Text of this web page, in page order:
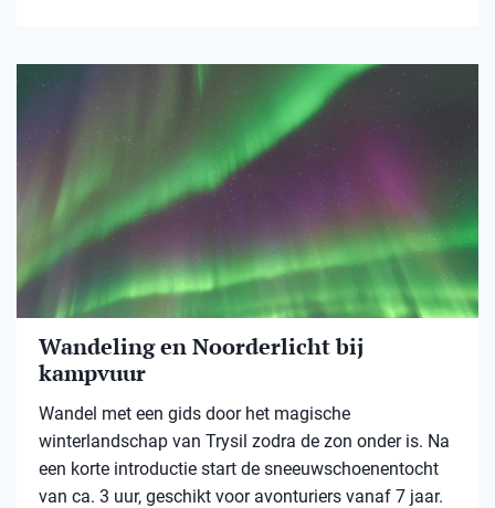
Wandeling en Noorderlicht bij
kampvuur
Wandel met een gids door het magische
winterlandschap van Trysil zodra de zon onder is. Na
een korte introductie start de sneeuwschoenentocht
van ca. 3 uur, geschikt voor avonturiers vanaf 7 jaar.